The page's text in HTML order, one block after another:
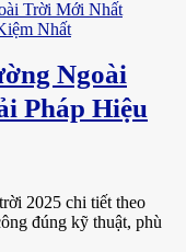
Ngoài
Pháp Hiệu
2025 chi tiết theo
đúng kỹ thuật, phù